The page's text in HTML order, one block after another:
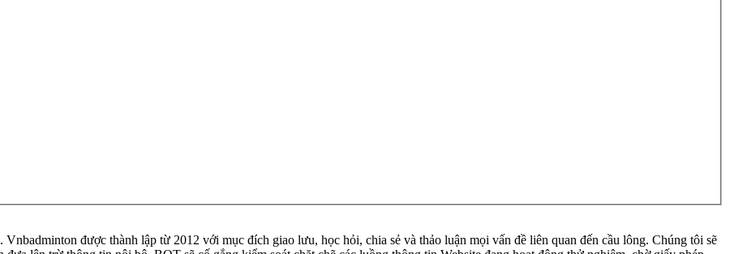
được thành lập từ 2012 với mục đích giao lưu, học hỏi, chia sẻ và thảo luận mọi vấn đề liên quan đến cầu lông. Chúng tôi sẽ